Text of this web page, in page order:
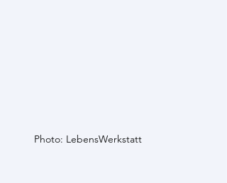
Photo: LebensWerkstatt